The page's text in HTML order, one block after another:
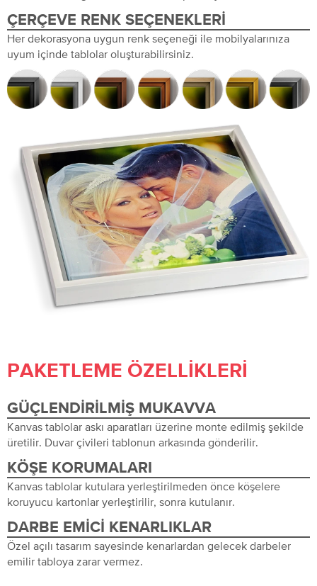
ÇERÇEVE RENK SEÇENEKLERI
Her dekorasyona uygun renk seçeneği ile mobilyalarınıza
uyum içinde tablolar oluşturabilirsiniz.
PAKETLEME ÖZELLIKLERI
GÜÇLENDIRILMIŞ MUKAVVA
Kanvas tablolar askı aparatları üzerine monte edilmiş şekilde
üretilir. Duvar çivileri tablonun arkasında gönderilir.
KÖŞE KORUMALARI
Kanvas tablolar kutulara yerleştirilmeden önce köşelere
koruyucu kartonlar yerleştirilir, sonra kutulanır.
DARBE EMICI KENARLIKLAR
Özel açılı tasarım sayesinde kenarlardan gelecek darbeler
emilir tabloya zarar vermez.